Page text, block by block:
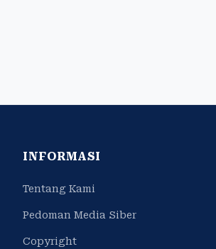
INFORMASI
Tentang Kami
Pedoman Media Siber
Copyright